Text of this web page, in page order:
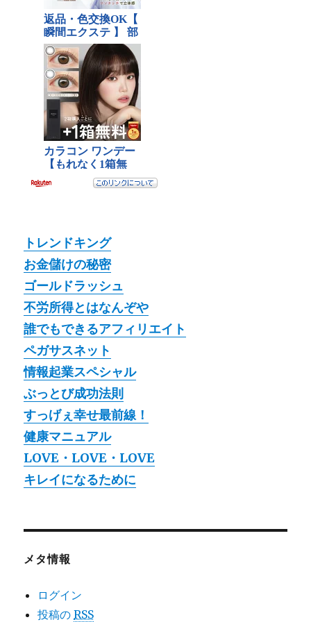
トレンドキング
お金儲けの秘密
ゴールドラッシュ
不労所得とはなんぞや
誰でもできるアフィリエイト
ペガサスネット
情報起業スペシャル
ぶっとび成功法則
すっげぇ幸せ最前線！
健康マニュアル
LOVE・LOVE・LOVE
キレイになるために
メタ情報
ログイン
投稿のRSS